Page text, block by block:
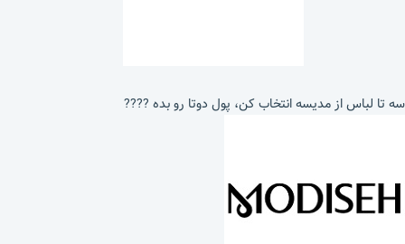
سه تا لباس از مدیسه انتخاب کن، پول دوتا رو بده ????